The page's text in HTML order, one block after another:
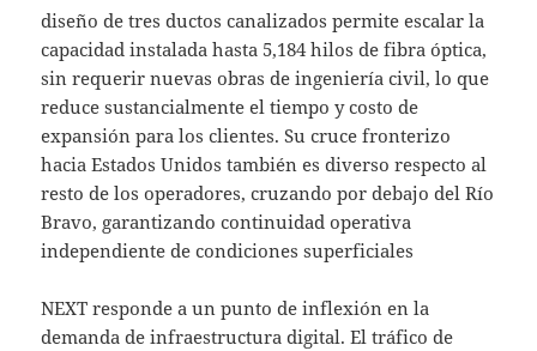
diseño de tres ductos canalizados permite escalar la
capacidad instalada hasta 5,184 hilos de fibra óptica,
sin requerir nuevas obras de ingeniería civil, lo que
reduce sustancialmente el tiempo y costo de
expansión para los clientes. Su cruce fronterizo
hacia Estados Unidos también es diverso respecto al
resto de los operadores, cruzando por debajo del Río
Bravo, garantizando continuidad operativa
independiente de condiciones superficiales
NEXT responde a un punto de inflexión en la
demanda de infraestructura digital. El tráfico de